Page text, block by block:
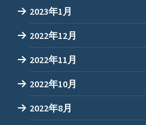
2023年1月
2022年12月
2022年11月
2022年10月
2022年8月